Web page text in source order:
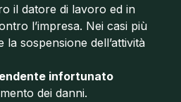
il datore di lavoro ed in
l’impresa. Nei casi più
sospensione dell’attività
infortunato
dei danni.